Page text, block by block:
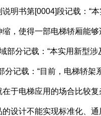
书第[0004]段记载：“本
，使得一部电梯轿厢能
分记载：“本实用新型涉
分记载：“目前，电梯轿
于电梯应用的场合比较
设计不能实现标准化、